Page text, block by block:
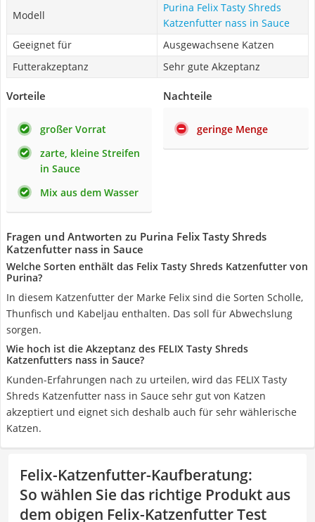
Modell
Purina Felix Tasty Shreds
Katzenfutter nass in Sauce
Geeignet für
Ausgewachsene Katzen
Futterakzeptanz
Sehr gute Akzeptanz
Vorteile
großer Vorrat
zarte, kleine Streifen
in Sauce
Mix aus dem Wasser
Nachteile
geringe Menge
Fragen und Antworten zu Purina Felix Tasty Shreds
Katzenfutter nass in Sauce
Welche Sorten enthält das Felix Tasty Shreds Katzenfutter von
Purina?
In diesem Katzenfutter der Marke Felix sind die Sorten Scholle,
Thunfisch und Kabeljau enthalten. Das soll für Abwechslung
sorgen.
Wie hoch ist die Akzeptanz des FELIX Tasty Shreds
Katzenfutters nass in Sauce?
Kunden-Erfahrungen nach zu urteilen, wird das FELIX Tasty
Shreds Katzenfutter nass in Sauce sehr gut von Katzen
akzeptiert und eignet sich deshalb auch für sehr wählerische
Katzen.
Felix-Katzenfutter-Kaufberatung:
So wählen Sie das richtige Produkt aus
dem obigen Felix-Katzenfutter Test